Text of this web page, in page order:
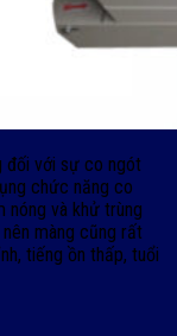
đối với sự co ngót
chức năng co
nóng và khử trùng
màng cũng rất
tiếng ồn thấp, tuổi